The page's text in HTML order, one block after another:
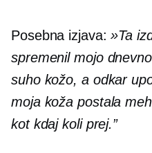
Posebna izjava:»Ta
spremenil mojo
suho kožo, a odkar
moja koža postala
kot kdaj koli prej.”